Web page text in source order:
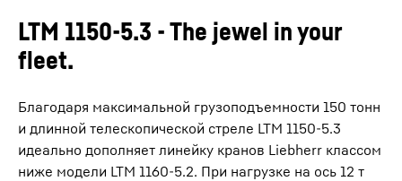
LTM 1150-5.3 - The jewel in your
fleet.
Благодаря максимальной грузоподъемности 150 тонн
и длинной телескопической стреле LTM 1150-5.3
идеально дополняет линейку кранов Liebherr классом
ниже модели LTM 1160-5.2. При нагрузке на ось 12 т